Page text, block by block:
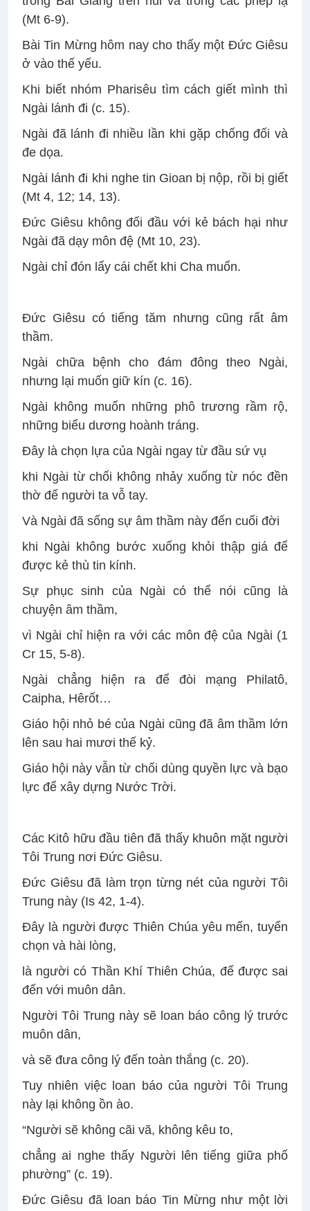
(Mt 6-9).
Bài Tin Mừng hôm nay cho thấy một Đức Giêsu
ở vào thế yếu.
Khi biết nhóm Pharisêu tìm cách giết mình thì
Ngài lánh đi (c. 15).
Ngài đã lánh đi nhiều lần khi gặp chống đối và
đe dọa.
Ngài lánh đi khi nghe tin Gioan bị nộp, rồi bị giết
(Mt 4, 12; 14, 13).
Đức Giêsu không đối đầu với kẻ bách hại như
Ngài đã dạy môn đệ (Mt 10, 23).
Ngài chỉ đón lấy cái chết khi Cha muốn.
Đức Giêsu có tiếng tăm nhưng cũng rất âm
thầm.
Ngài chữa bệnh cho đám đông theo Ngài,
nhưng lại muốn giữ kín (c. 16).
Ngài không muốn những phô trương rầm rộ,
những biểu dương hoành tráng.
Đây là chọn lựa của Ngài ngay từ đầu sứ vụ
khi Ngài từ chối không nhảy xuống từ nóc đền
thờ để người ta vỗ tay.
Và Ngài đã sống sự âm thầm này đến cuối đời
khi Ngài không bước xuống khỏi thập giá để
được kẻ thù tin kính.
Sự phục sinh của Ngài có thể nói cũng là
chuyện âm thầm,
vì Ngài chỉ hiện ra với các môn đệ của Ngài (1
Cr 15, 5-8).
Ngài chẳng hiện ra để đòi mạng Philatô,
Caipha, Hêrốt…
Giáo hội nhỏ bé của Ngài cũng đã âm thầm lớn
lên sau hai mươi thế kỷ.
Giáo hội này vẫn từ chối dùng quyền lực và bạo
lực để xây dựng Nước Trời.
Các Kitô hữu đầu tiên đã thấy khuôn mặt người
Tôi Trung nơi Đức Giêsu.
Đức Giêsu đã làm trọn từng nét của người Tôi
Trung này (Is 42, 1-4).
Đây là người được Thiên Chúa yêu mến, tuyển
chọn và hài lòng,
là người có Thần Khí Thiên Chúa, để được sai
đến với muôn dân.
Người Tôi Trung này sẽ loan báo công lý trước
muôn dân,
và sẽ đưa công lý đến toàn thắng (c. 20).
Tuy nhiên việc loan báo của người Tôi Trung
này lại không ồn ào.
“Người sẽ không cãi vã, không kêu to,
chẳng ai nghe thấy Người lên tiếng giữa phố
phường” (c. 19).
Đức Giêsu đã loan báo Tin Mừng như một lời